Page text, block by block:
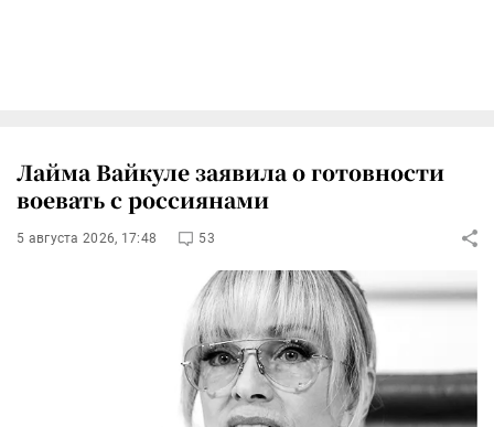
Лайма Вайкуле заявила о готовности
воевать с россиянами
5 августа 2026, 17:48 53